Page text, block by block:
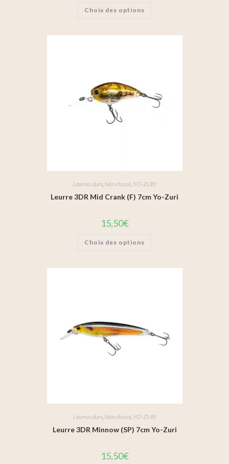
Choix des options
Leurres durs, Non classé, YO-ZURI
Leurre 3DR Mid Crank (F) 7cm Yo-Zuri
15,50€
Choix des options
Leurres durs Non classé YO-ZURI
Leurre 3DR Minnow (SP) 7cm Yo-Zuri
15,50€